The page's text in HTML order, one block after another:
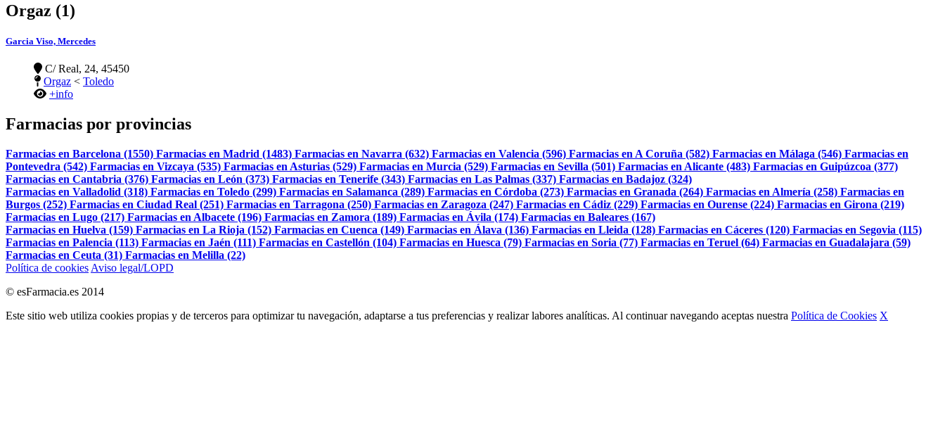
Orgaz (1)
Garcia Viso, Mercedes
C/ Real, 24, 45450
Orgaz < Toledo
+info
Farmacias por provincias
Farmacias en Barcelona (1550) Farmacias en Madrid (1483) Farmacias en Navarra (632) Farmacias en Valencia (596) Farmacias en A Coruña (582) Farmacias en Málaga (546) Farmacias en
Pontevedra (542) Farmacias en Vizcaya (535) Farmacias en Asturias (529) Farmacias en Murcia (529) Farmacias en Sevilla (501) Farmacias en Alicante (483) Farmacias en Guipúzcoa (377)
Farmacias en Cantabria (376) Farmacias en León (373) Farmacias en Tenerife (343) Farmacias en Las Palmas (337) Farmacias en Badajoz (324)
Farmacias en Valladolid (318) Farmacias en Toledo (299) Farmacias en Salamanca (289) Farmacias en Córdoba (273) Farmacias en Granada (264) Farmacias en Almería (258) Farmacias en
Burgos (252) Farmacias en Ciudad Real (251) Farmacias en Tarragona (250) Farmacias en Zaragoza (247) Farmacias en Cádiz (229) Farmacias en Ourense (224) Farmacias en Girona (219)
Farmacias en Lugo (217) Farmacias en Albacete (196) Farmacias en Zamora (189) Farmacias en Ávila (174) Farmacias en Baleares (167)
Farmacias en Huelva (159) Farmacias en La Rioja (152) Farmacias en Cuenca (149) Farmacias en Álava (136) Farmacias en Lleida (128) Farmacias en Cáceres (120) Farmacias en Segovia (115)
Farmacias en Palencia (113) Farmacias en Jaén (111) Farmacias en Castellón (104) Farmacias en Huesca (79) Farmacias en Soria (77) Farmacias en Teruel (64) Farmacias en Guadalajara (59)
Farmacias en Ceuta (31) Farmacias en Melilla (22)
Política de cookies Aviso legal/LOPD
© esFarmacia.es 2014
Este sitio web utiliza cookies propias y de terceros para optimizar tu navegación, adaptarse a tus preferencias y realizar labores analíticas. Al continuar navegando aceptas nuestra Política de Cookies X